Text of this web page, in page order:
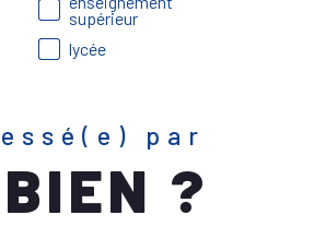
supérieur
lycée
par
?